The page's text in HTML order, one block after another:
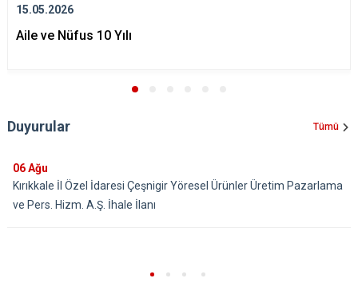
15.05.2026
Aile ve Nüfus 10 Yılı
Duyurular Tümü
06Ağu
Kırıkkale İl Özel İdaresi Çeşnigir Yöresel Ürünler Üretim Pazarlama
ve Pers. Hizm. A.Ş. İhale İlanı